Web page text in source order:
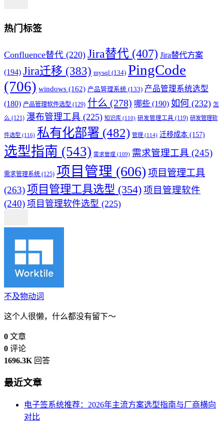
热门标签
Confluence替代 (220) Jira替代 (407) Jira替代方案
(194) Jira迁移 (383) mysql (134) PingCode
(706) windows (162) 产品管理系统 (133) 产品管理系统选型
(180) 产品管理软件选型 (129) 什么 (278) 哪些 (190) 如何 (232) 怎
么 (121) 瀑布管理工具 (225) 知识库 (110) 研发管理工具 (119) 研发管理软
件选型 (116) 私有化部署 (482) 管理 (114) 迁移成本 (157)
选型指南 (543) 需求管理 (109) 需求管理工具 (245)
需求管理系统 (125) 项目管理 (606) 项目管理工具
(263)项目管理工具选型 (354) 项目管理软件
(240) 项目管理软件选型 (225)
不及物动词
这个人很懒，什么都没有留下～
0 文章
0 评论
1696.3K 回答
最近文章
电子签系统推荐：2026年主流方案选型指南与厂商横向
对比